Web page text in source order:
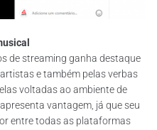
de streaming ganha destaque
e também pelas verbas
voltadas ao ambiente de
vantagem, já que seu
entre todas as plataformas